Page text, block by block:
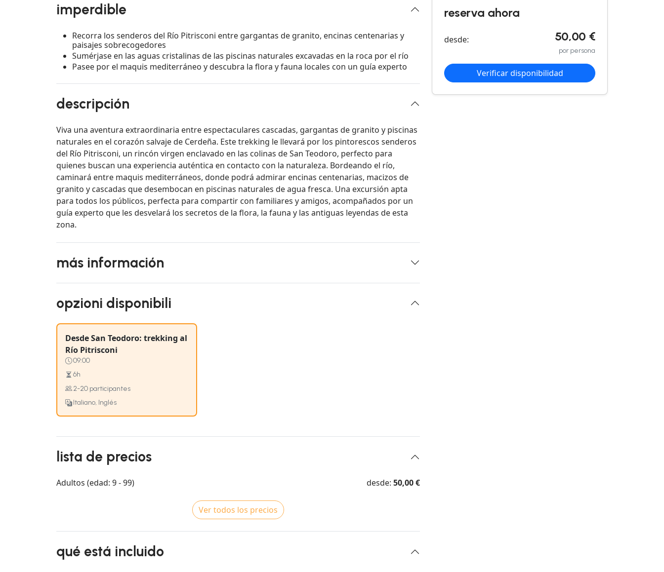
imperdible
Recorra los senderos del Río Pitrisconi entre gargantas de granito, encinas centenarias y
paisajes sobrecogedores
Sumérjase en las aguas cristalinas de las piscinas naturales excavadas en la roca por el río
Pasee por el maquis mediterráneo y descubra la flora y fauna locales con un guía experto
descripción
Viva una aventura extraordinaria entre espectaculares cascadas, gargantas de granito y piscinas
naturales en el corazón salvaje de Cerdeña. Este trekking le llevará por los pintorescos senderos
del Río Pitrisconi, un rincón virgen enclavado en las colinas de San Teodoro, perfecto para
quienes buscan una experiencia auténtica en contacto con la naturaleza. Bordeando el río,
caminará entre maquis mediterráneos, donde podrá admirar encinas centenarias, macizos de
granito y cascadas que desembocan en piscinas naturales de agua fresca. Una excursión apta
para todos los públicos, perfecta para compartir con familiares y amigos, acompañados por un
guía experto que les desvelará los secretos de la flora, la fauna y las antiguas leyendas de esta
zona.
más información
opzioni disponibili
Desde San Teodoro: trekking al
Río Pitrisconi
09:00
6h
2-20 participantes
Italiano, Inglés
lista de precios
Adultos (edad: 9 - 99) desde: 50,00 €
Ver todos los precios
qué está incluido
reserva ahora
desde: 50,00 €
por persona
Verificar disponibilidad